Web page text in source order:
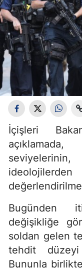
İçişleri
Bugünden
değişikliğe
soldan gelen
tehdit düzeyi
Bununla